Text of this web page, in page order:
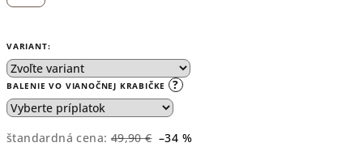
VARIANT:
BALENIE VO VIANOČNEJ KRABIČKE ?
štandardná cena: 49,90 € –34 %